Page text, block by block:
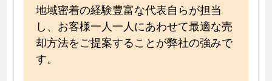
地域密着の経験豊富な代表自らが担当
し、お客様一人一人にあわせて最適な売
却方法をご提案することが弊社の強みで
す。